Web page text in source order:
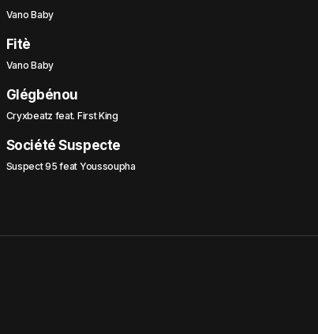
Vano Baby
Fitè
Vano Baby
Glégbénou
Cryxbeatz feat. First King
Société Suspecte
Suspect 95 feat Youssoupha